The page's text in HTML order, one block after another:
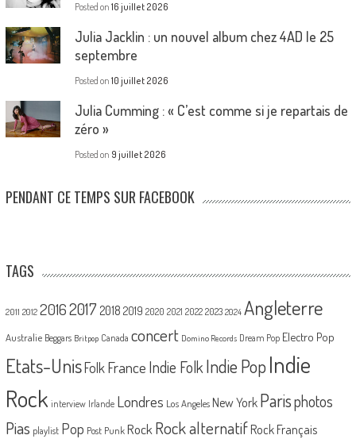
Posted on 16 juillet 2026
Julia Jacklin : un nouvel album chez 4AD le 25
septembre
Posted on 10 juillet 2026
Julia Cumming : « C’est comme si je repartais de
zéro »
Posted on 9 juillet 2026
PENDANT CE TEMPS SUR FACEBOOK
TAGS
2011 2012 20162017 2018 2019 2020 2021 2022 2023 2024 Angleterre
Australie Beggars Britpop Canada concert Domino Records Dream Pop Electro Pop
Etats-UnisFolk France Indie FolkIndie PopIndie
Rock interview Irlande Londres Los Angeles New York Parisphotos
Pias playlist Pop Post Punk Rock Rock alternatif Rock Français